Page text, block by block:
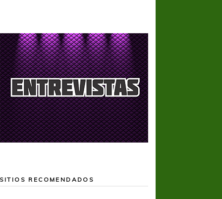
SITIOS RECOMENDADOS